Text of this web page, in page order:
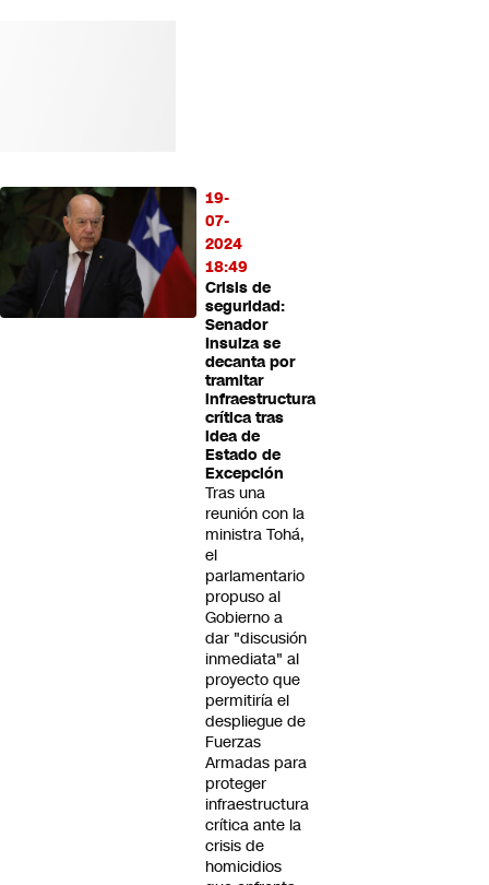
19-
07-
2024
18:49
Crisis de
seguridad:
Senador
Insulza se
decanta por
tramitar
infraestructura
crítica tras
idea de
Estado de
Excepción
Tras una
reunión con la
ministra Tohá,
el
parlamentario
propuso al
Gobierno a
dar "discusión
inmediata" al
proyecto que
permitiría el
despliegue de
Fuerzas
Armadas para
proteger
infraestructura
crítica ante la
crisis de
homicidios